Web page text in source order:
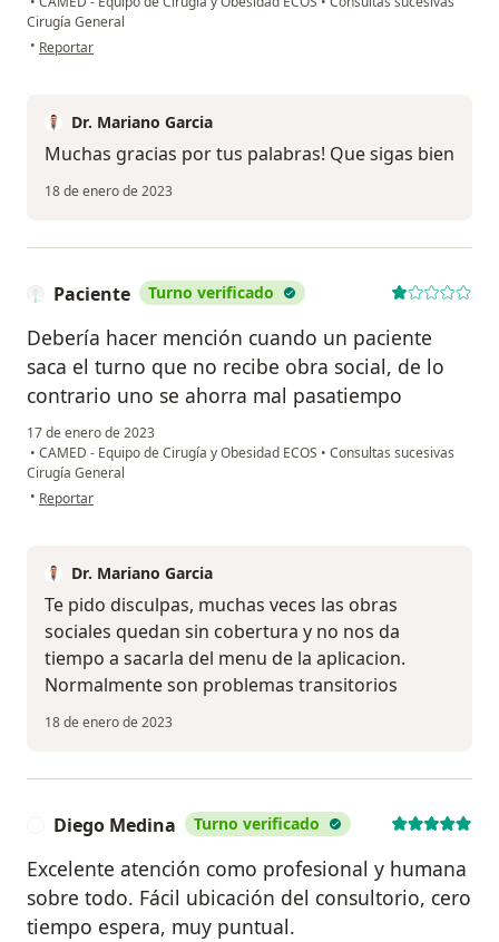
Cirugía General
• en opinión del usuario LV
Reportar
Dr. Mariano Garcia
Muchas gracias por tus palabras! Que sigas bien
18 de enero de 2023
Paciente Turno verificado
Debería hacer mención cuando un paciente
saca el turno que no recibe obra social, de lo
contrario uno se ahorra mal pasatiempo
17 de enero de 2023
• CAMED - Equipo de Cirugía y Obesidad ECOS • Consultas sucesivas
Cirugía General
• en opinión del usuario Paciente
Reportar
Dr. Mariano Garcia
Te pido disculpas, muchas veces las obras
sociales quedan sin cobertura y no nos da
tiempo a sacarla del menu de la aplicacion.
Normalmente son problemas transitorios
18 de enero de 2023
Diego Medina Turno verificado
Excelente atención como profesional y humana
sobre todo. Fácil ubicación del consultorio, cero
tiempo espera, muy puntual.